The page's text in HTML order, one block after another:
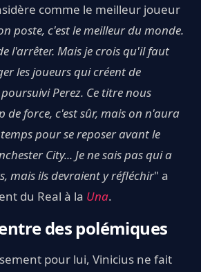
comme le meilleur joueur
poste, c'est le meilleur du monde.
l'arrêter. Mais je crois qu'il faut
les joueurs qui créent de
Perez. Ce titre nous
de force, c'est sûr, mais on n'aura
pour se reposer avant le
City... Je ne sais pas qui a
mais ils devraient y réfléchir" a
du Real à la Una.
des polémiques
pour lui, Vinicius ne fait